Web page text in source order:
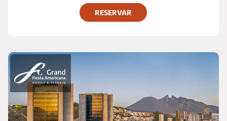
RESERVAR